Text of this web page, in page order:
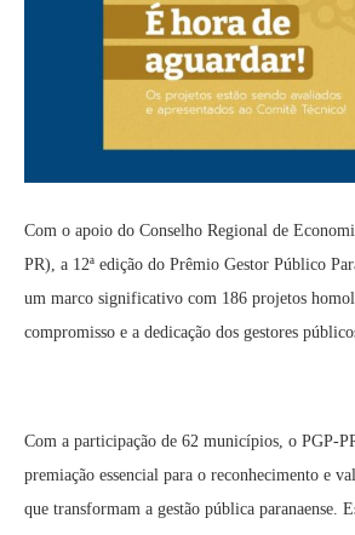
Com o apoio do Conselho Regional de
PR), a 12ª edição do Prêmio Gestor Público
um marco significativo com 186 projetos
compromisso e a dedicação dos gestores
Com a participação de 62 municípios, o PGP-
premiação essencial para o reconhecimento e
que transformam a gestão pública paranaense.